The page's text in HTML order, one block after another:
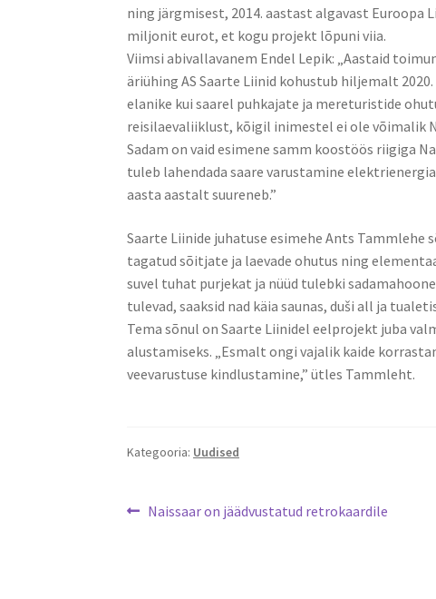
ning järgmisest, 2014. aastast algavast
miljonit eurot, et kogu projekt lõpuni viia.
Viimsi abivallavanem Endel Lepik: „Aastaid
äriühing AS Saarte Liinid kohustub hiljemalt
elanike kui saarel puhkajate ja mereturistide
reisilaevaliiklust, kõigil inimestel ei ole võimalik
Sadam on vaid esimene samm koostöös riigiga
tuleb lahendada saare varustamine
aasta aastalt suureneb.”
Saarte Liinide juhatuse esimehe Ants Tammlehe
tagatud sõitjate ja laevade ohutus ning
suvel tuhat purjekat ja nüüd tulebki
tulevad, saaksid nad käia saunas, duši all ja
Tema sõnul on Saarte Liinidel eelprojekt juba
alustamiseks. „Esmalt ongi vajalik kaide
veevarustuse kindlustamine,” ütles Tammleht.
Kategooria: Uudised
Navigeerimine
Eelmine
Naissaar on jäädvustatud retrokaardile